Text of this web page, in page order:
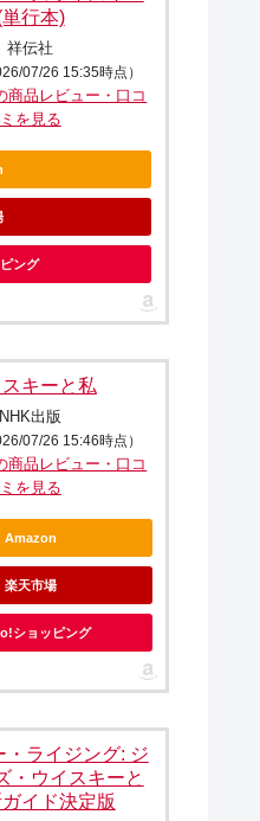
単行本)
祥伝社
07/26 15:35時点）
商品レビュー・口コ
ミを見る
ング
キーと私
NHK出版
07/26 15:46時点）
商品レビュー・口コ
ミを見る
Amazon
楽天市場
ショッピング
・ライジング: ジ
・ウイスキーと
イド決定版